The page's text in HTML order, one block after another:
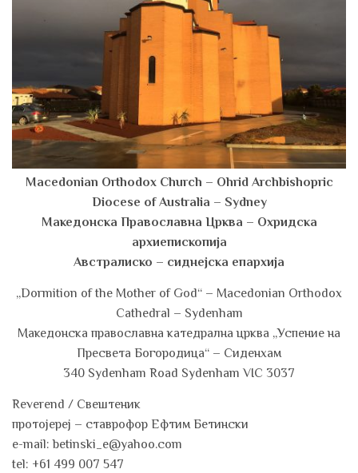
Macedonian Orthodox Church – Ohrid Archbishopric
Diocese of Australia – Sydney
Македонска Православна Црква – Охридска
архиепископија
Австралиско – сиднејска епархија
„Dormition of the Mother of God“ – Macedonian Orthodox
Cathedral – Sydenham
Македонска православна катедрална црква „Успение на
Пресвета Богородица“ – Сидeнхам
340 Sydenham Road Sydenham VIC 3037
Reverend / Свештеник
протојереј – ставрофор Ефтим Бетински
e-mail: betinski_e@yahoo.com
tel: +61 499 007 547